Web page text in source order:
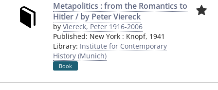
Metapolitics : from the Romantics to
Hitler / by Peter Viereck
by Viereck, Peter 1916-2006
Published: New York : Knopf, 1941
Library: Institute for Contemporary
History (Munich)
Book